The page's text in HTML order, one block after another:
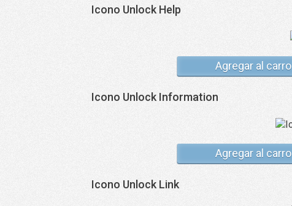
Icono Unlock Help
Agregar al carro
Icono Unlock Information
Agregar al carro
Icono Unlock Link